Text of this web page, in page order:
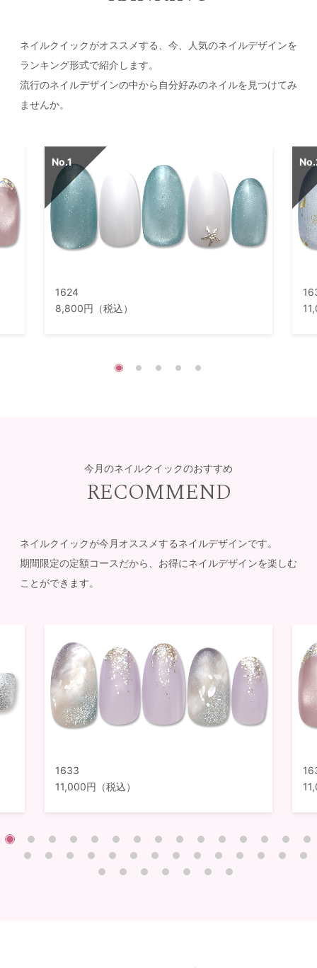
ネイルクイックがオススメする、今、人気のネイルデザインを
ランキング形式で紹介します。
流行のネイルデザインの中から自分好みのネイルを見つけてみ
ませんか。
1624
8,800円（税込）
今月のネイルクイックのおすすめ
RECOMMEND
ネイルクイックが今月オススメするネイルデザインです。
期間限定の定額コースだから、お得にネイルデザインを楽しむ
ことができます。
1633
11,000円（税込）